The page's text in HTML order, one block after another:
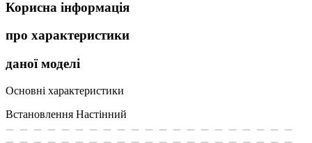
Корисна інформація
про характеристики
даної моделі
Основні характеристики
Встановлення Настінний